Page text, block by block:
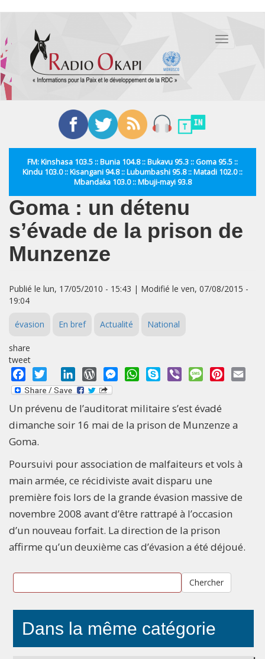
contenu
principal
Toggle
FM: Kinshasa 103.5 :: Bunia 104.8 :: Bukavu 95.3 :: Goma 95.5 ::
Kindu 103.0 :: Kisangani 94.8 :: Lubumbashi 95.8 :: Matadi 102.0 ::
Mbandaka 103.0 :: Mbuji-mayi 93.8
Goma : un détenu
s’évade de la prison de
Munzenze
Publié le lun, 17/05/2010 - 15:43 | Modifié le ven, 07/08/2015 -
19:04
évasion En bref Actualité National
share
tweet
Facebook
Twitter LinkedInWordPressMessengerWhatsApp
Skype Viber MessagePinterest
Un prévenu de l’auditorat militaire s’est évadé
dimanche soir 16 mai de la prison de Munzenze a
Goma.
Poursuivi pour association de malfaiteurs et vols à
main armée, ce récidiviste avait disparu une
première fois lors de la grande évasion massive de
novembre 2008 avant d’être rattrapé à l’occasion
d’un nouveau forfait. La direction de la prison
affirme qu’un deuxième cas d’évasion a été déjoué.
Chercher
Dans la même catégorie